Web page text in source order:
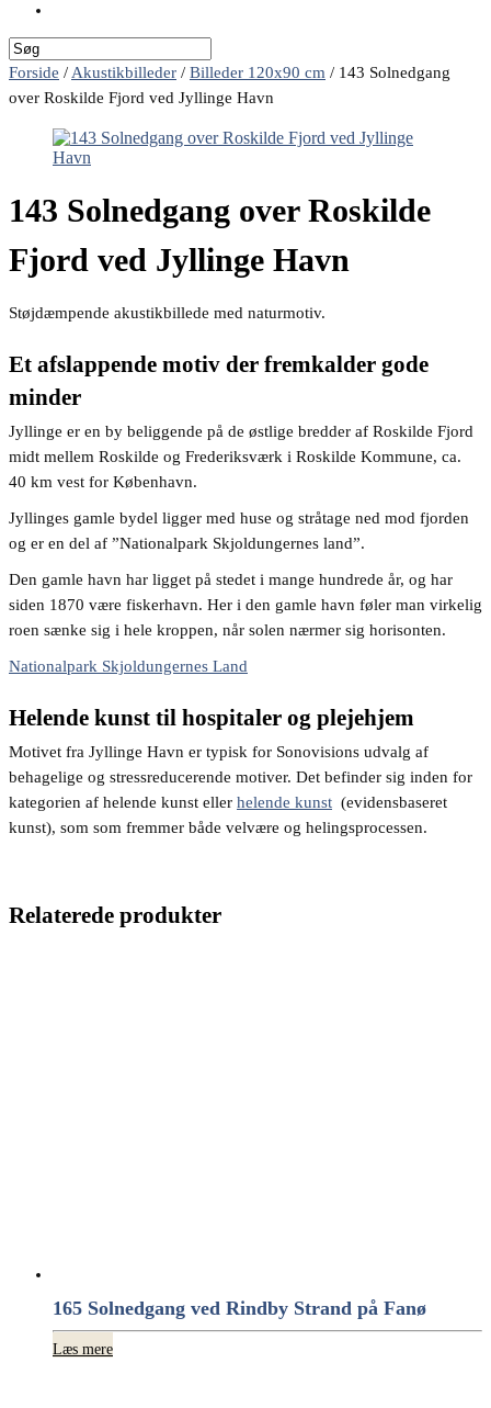
Forside / Akustikbilleder / Billeder 120x90 cm / 143 Solnedgang
over Roskilde Fjord ved Jyllinge Havn
143 Solnedgang over Roskilde
Fjord ved Jyllinge Havn
Støjdæmpende akustikbillede med naturmotiv.
Et afslappende motiv der fremkalder gode
minder
Jyllinge er en by beliggende på de østlige bredder af Roskilde Fjord
midt mellem Roskilde og Frederiksværk i Roskilde Kommune, ca.
40 km vest for København.
Jyllinges gamle bydel ligger med huse og stråtage ned mod fjorden
og er en del af ”Nationalpark Skjoldungernes land”.
Den gamle havn har ligget på stedet i mange hundrede år, og har
siden 1870 være fiskerhavn. Her i den gamle havn føler man virkelig
roen sænke sig i hele kroppen, når solen nærmer sig horisonten.
Nationalpark Skjoldungernes Land
Helende kunst til hospitaler og plejehjem
Motivet fra Jyllinge Havn er typisk for Sonovisions udvalg af
behagelige og stressreducerende motiver. Det befinder sig inden for
kategorien af helende kunst eller helende kunst (evidensbaseret
kunst), som som fremmer både velvære og helingsprocessen.
Relaterede produkter
165 Solnedgang ved Rindby Strand på Fanø
Læs mere